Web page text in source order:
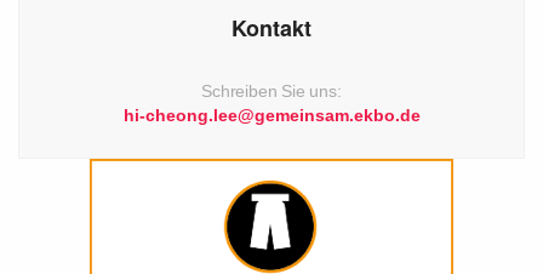
Kontakt
Schreiben Sie uns:
hi-cheong.lee@gemeinsam.ekbo.de